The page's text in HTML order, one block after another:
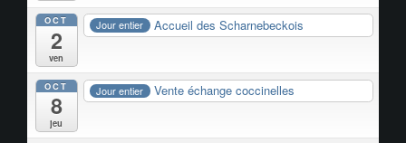
OCT
2
ven
Jour entier Accueil des Scharnebeckois
OCT
8
jeu
Jour entier Vente échange coccinelles